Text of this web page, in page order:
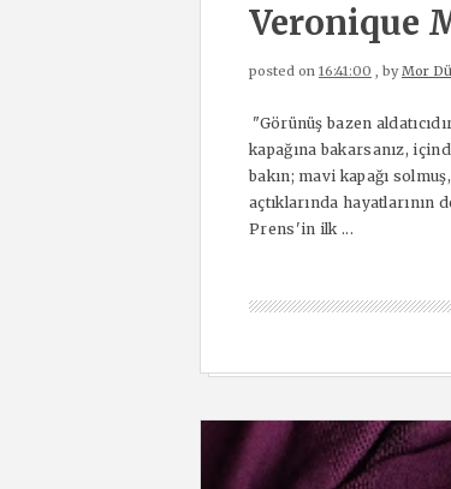
Veronique
posted on 16:41:00 , byMor
"Görünüş bazen
kapağına bakarsanız,
bakın; mavi kapağı
açtıklarında hayatlarının
Prens'in ilk ...